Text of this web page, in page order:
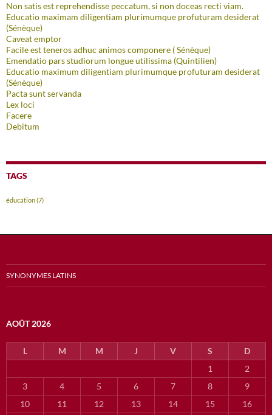
Non satis est reprehendisse peccatum, si non doceas recti viam.
Educatio maximam diligentiam plurimumque profuturam desiderat
(Sénèque)
Caveat emptor
Facile est teneros adhuc animos componere ( Sénèque)
Emendatio pars studiorum longue utilissima (Quintilien)
Educatio maximum diligentiam plurimumque profuturam desiderat
(Sénèque)
Pacta sunt servanda
Lex loci
Facere
Debitum
TAGS
éducation(7)
SYNONYMES LATINS
AOÛT 2026
L M M J V S
D
1
2
3
4 5 6 7 8
9
10
11 12 13 14 15 16